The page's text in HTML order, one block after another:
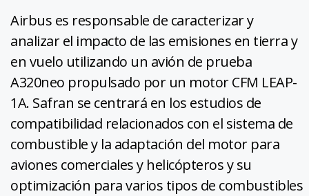
Airbus es responsable de caracterizar y
analizar el impacto de las emisiones en tierra y
en vuelo utilizando un avión de prueba
A320neo propulsado por un motor CFM LEAP-
1A. Safran se centrará en los estudios de
compatibilidad relacionados con el sistema de
combustible y la adaptación del motor para
aviones comerciales y helicópteros y su
optimización para varios tipos de combustibles